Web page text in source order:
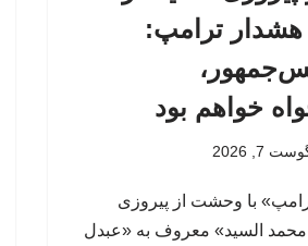
هشدار ترامپ:
خواهم بود
7, 2026
با وحشت از پیروزی
محمد السید» معروف به «عبدل